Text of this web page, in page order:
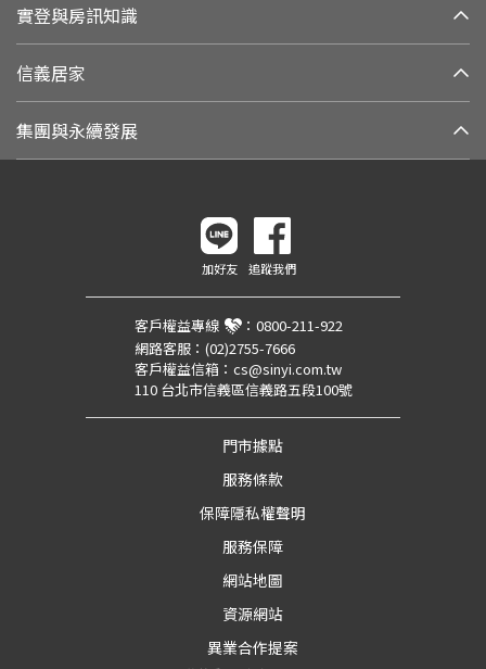
實登與房訊知識
信義居家
集團與永續發展
加好友 追蹤我們
客戶權益專線 ： 0800-211-922
網路客服： (02)2755-7666
客戶權益信箱： cs@sinyi.com.tw
110 台北市信義區信義路五段100號
門市據點
服務條款
保障隱私權聲明
服務保障
網站地圖
資源網站
異業合作提案